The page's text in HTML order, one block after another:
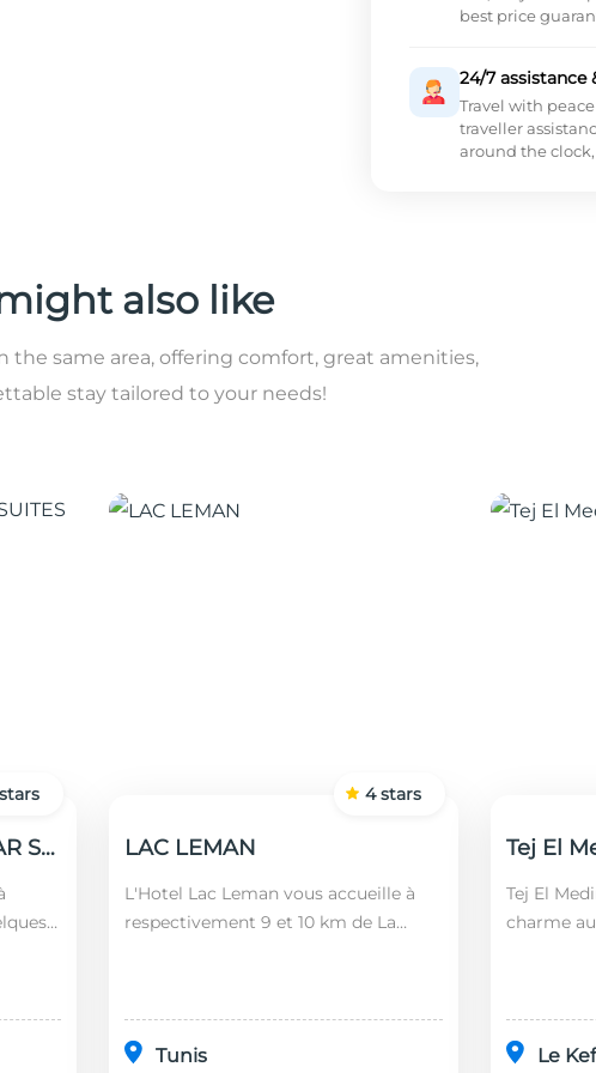
best price
24/7 assistance
Travel with
traveller
around the
also like
the same area, offering comfort, great amenities,
stay tailored to your needs!
GUEST HOUSE VILLAMAR SUITES & VILLAS
stars
LAC LEMAN
L'Hotel Lac Leman vous accueille à
respectivement 9 et 10 km de La
Tunis
4 stars
Tej El
Tej El
charme
Le Kef